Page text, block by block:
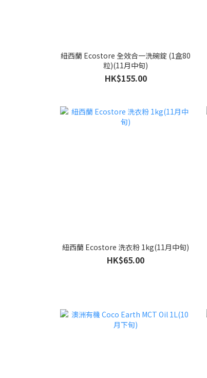
紐西蘭 Ecostore 全效合一洗碗錠 (1盒80
粒)(11月中旬)
HK$155.00
紐西蘭 Ecostore 洗衣粉 1kg(11月中旬)
HK$65.00